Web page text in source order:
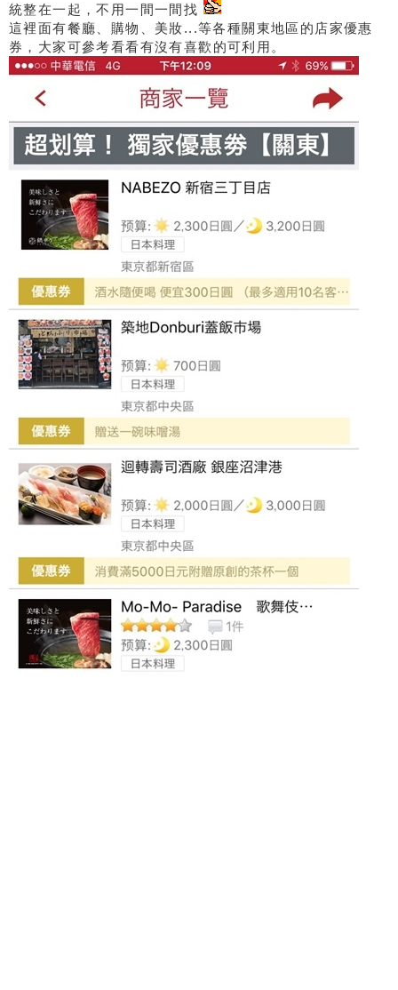
統整在一起，不用一間一間找
這裡面有餐廳、購物、美妝...等各種關東地區的店家優惠
券，大家可參考看看有沒有喜歡的可利用。